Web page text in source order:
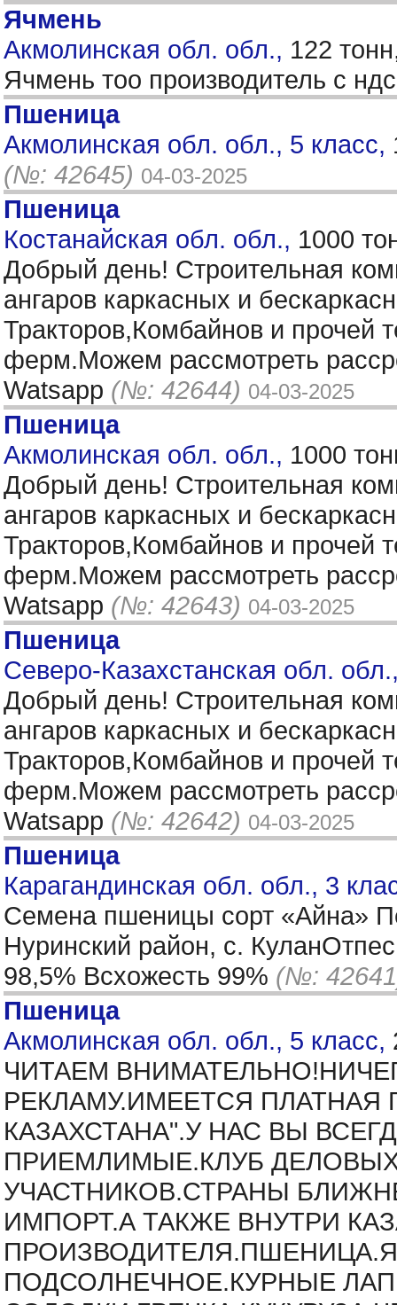
Ячмень
Акмолинская обл. обл., 122
Ячмень тоо производитель с
Пшеница
Акмолинская обл. обл., 5 класс,
(№: 42645) 04-03-2025
Пшеница
Костанайская обл. обл., 1000
Добрый день! Строительная
ангаров каркасных и
Тракторов,Комбайнов и прочей
ферм.Можем рассмотреть
Watsapp (№: 42644) 04-03-2025
Пшеница
Акмолинская обл. обл., 1000
Добрый день! Строительная
ангаров каркасных и
Тракторов,Комбайнов и прочей
ферм.Можем рассмотреть
Watsapp (№: 42643) 04-03-2025
Пшеница
Северо-Казахстанская обл.
Добрый день! Строительная
ангаров каркасных и
Тракторов,Комбайнов и прочей
ферм.Можем рассмотреть
Watsapp (№: 42642) 04-03-2025
Пшеница
Карагандинская обл. обл., 3
Семена пшеницы сорт «Айна»
Нуринский район, с.
98,5% Всхожесть 99% (№:
Пшеница
Акмолинская обл. обл., 5 класс,
ЧИТАЕМ
РЕКЛАМУ.ИМЕЕТСЯ ПЛАТНАЯ
КАЗАХСТАНА".У НАС ВЫ
ПРИЕМЛИМЫЕ.КЛУБ
УЧАСТНИКОВ.СТРАНЫ
ИМПОРТ.А ТАКЖЕ ВНУТРИ
ПОДСОЛНЕЧНОЕ.КУРНЫЕ